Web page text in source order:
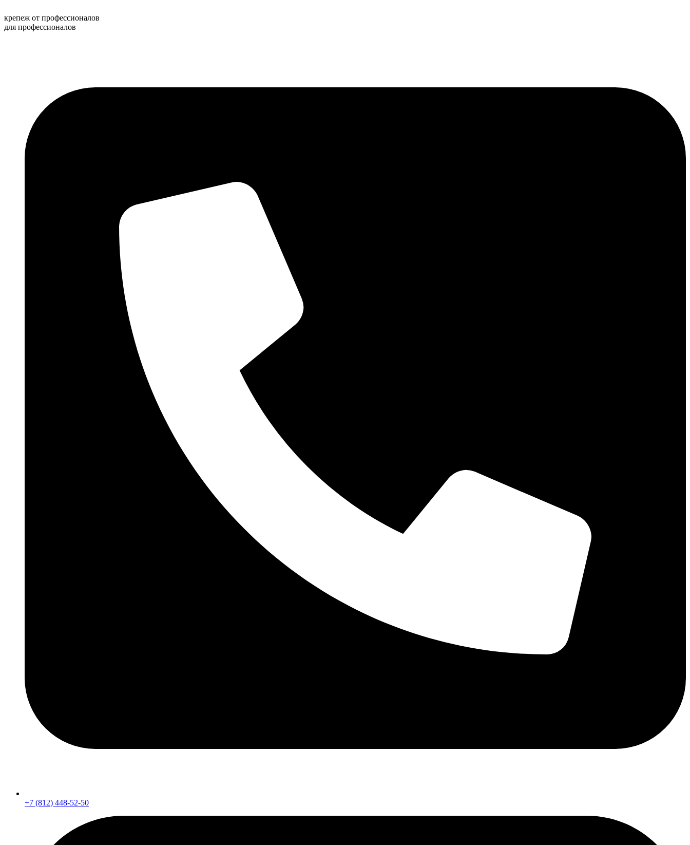
к
содержимому
крепеж от профессионалов
для профессионалов
+7 (812) 448-52-50